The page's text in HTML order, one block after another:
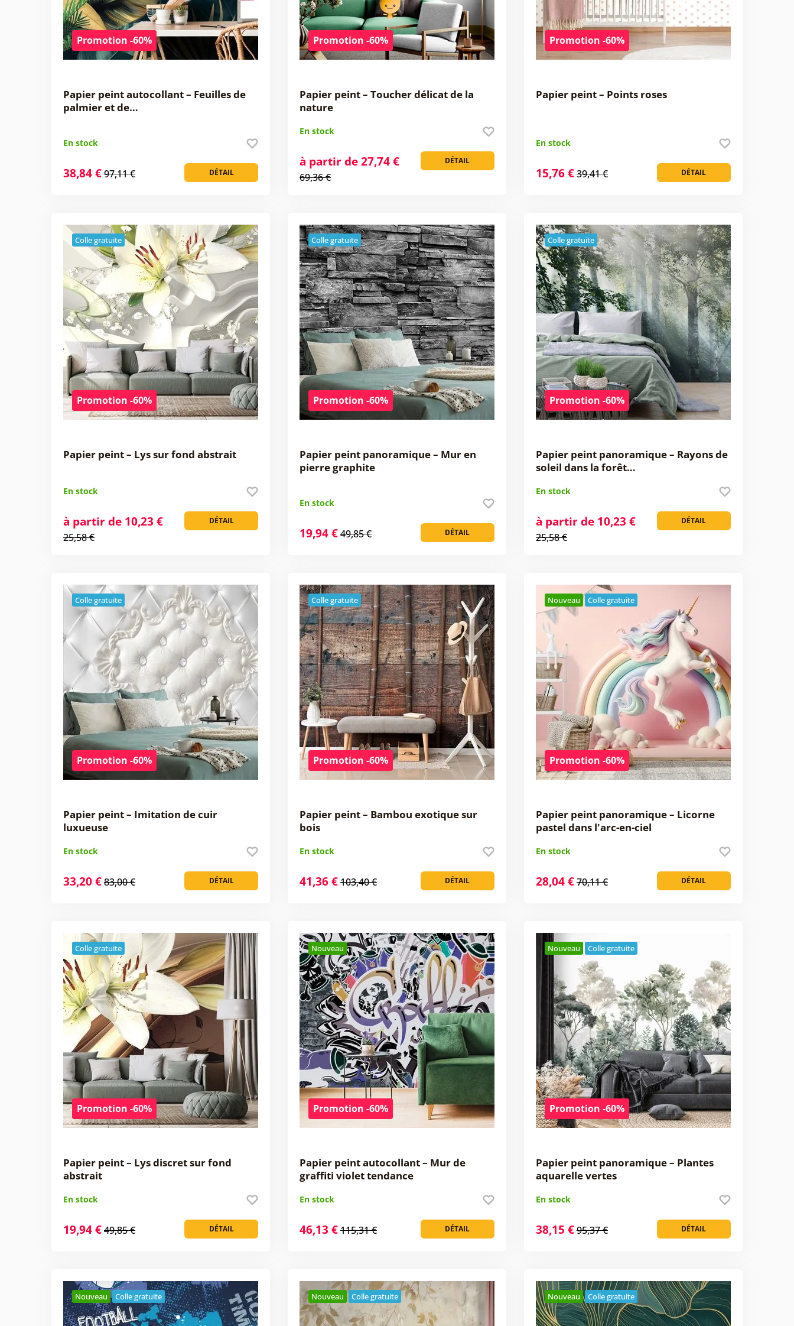
Promotion -60%
Papier peint autocollant – Feuilles de
palmier et de…
En stock
DÉTAIL
38,84 €97,11 €
Promotion -60%
Papier peint – Toucher délicat de la
nature
En stock
DÉTAIL
à partir de 27,74 €
69,36 €
Promotion -60%
Papier peint – Points roses
En stock
DÉTAIL
15,76 €39,41 €
Colle gratuite
Promotion -60%
Papier peint – Lys sur fond abstrait
En stock
DÉTAIL
à partir de 10,23 €
25,58 €
Colle gratuite
Promotion -60%
Papier peint panoramique – Mur en
pierre graphite
En stock
DÉTAIL
19,94 €49,85 €
Colle gratuite
Promotion -60%
Papier peint panoramique – Rayons de
soleil dans la forêt…
En stock
DÉTAIL
à partir de 10,23 €
25,58 €
Colle gratuite
Promotion -60%
Papier peint – Imitation de cuir
luxueuse
En stock
DÉTAIL
33,20 €83,00 €
Colle gratuite
Promotion -60%
Papier peint – Bambou exotique sur
bois
En stock
DÉTAIL
41,36 €103,40 €
Nouveau Colle gratuite
Promotion -60%
Papier peint panoramique – Licorne
pastel dans l'arc-en-ciel
En stock
DÉTAIL
28,04 €70,11 €
Colle gratuite
Promotion -60%
Papier peint – Lys discret sur fond
abstrait
En stock
DÉTAIL
19,94 €49,85 €
Nouveau
Promotion -60%
Papier peint autocollant – Mur de
graffiti violet tendance
En stock
DÉTAIL
46,13 €115,31 €
Nouveau Colle gratuite
Promotion -60%
Papier peint panoramique – Plantes
aquarelle vertes
En stock
DÉTAIL
38,15 €95,37 €
Nouveau Colle gratuite Nouveau Colle gratuite Nouveau Colle gratuite